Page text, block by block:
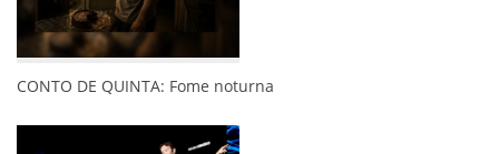
CONTO DE QUINTA: Fome noturna